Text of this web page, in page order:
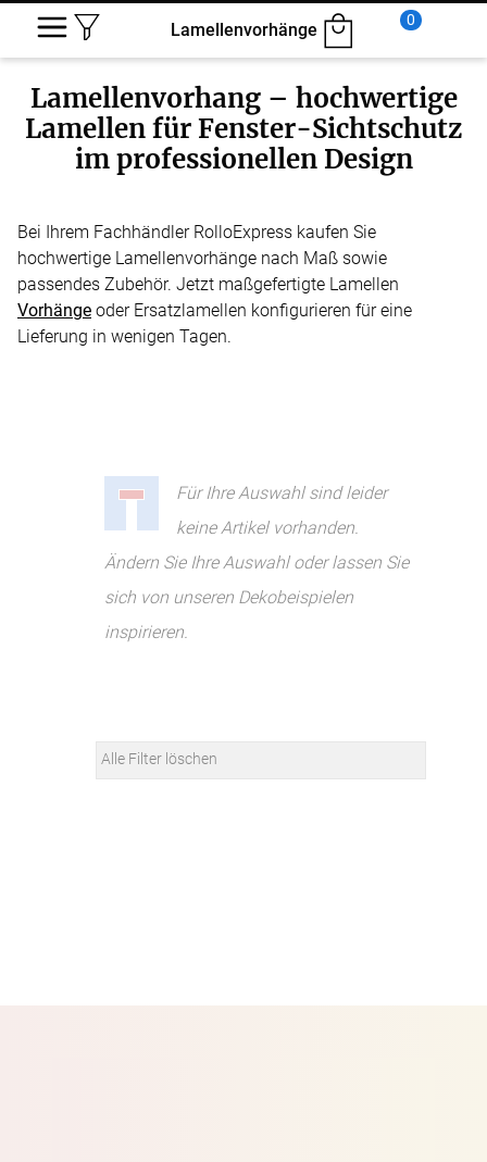
Lamellenvorhänge
0
Lamellenvorhang – hochwertige
Lamellen für Fenster-Sichtschutz
im professionellen Design
Bei Ihrem Fachhändler RolloExpress kaufen Sie
hochwertige Lamellenvorhänge nach Maß sowie
passendes Zubehör. Jetzt maßgefertigte Lamellen
Vorhänge oder Ersatzlamellen konfigurieren für eine
Lieferung in wenigen Tagen.
Für Ihre Auswahl sind leider
keine Artikel vorhanden.
Ändern Sie Ihre Auswahl oder lassen Sie
sich von unseren Dekobeispielen
inspirieren.
Alle Filter löschen